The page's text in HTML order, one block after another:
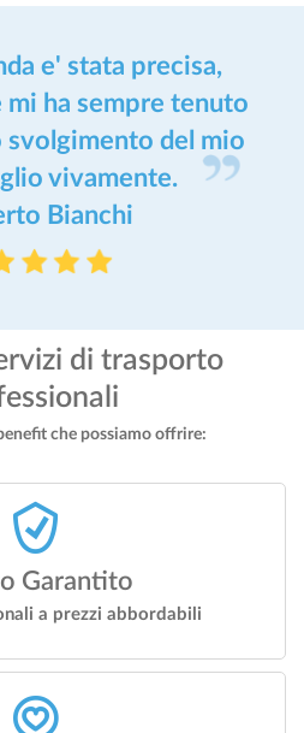
e' stata precisa,
ha sempre tenuto
del mio
vivamente.
Bianchi
di trasporto
che possiamo offrire:
Garantito
a prezzi abbordabili